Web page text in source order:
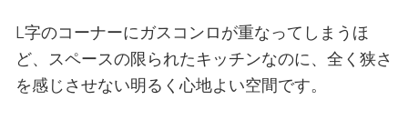
L字のコーナーにガスコンロが重なってしまうほ
ど、スペースの限られたキッチンなのに、全く狭さ
を感じさせない明るく心地よい空間です。